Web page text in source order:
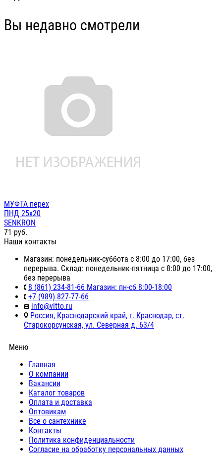
Вы недавно смотрели
МУФТА перех
ПНД 25х20
SENKRON
71 руб.
Наши контакты
Магазин: понедельник-суббота с 8:00 до 17:00, без
перерыва. Склад: понедельник-пятница с 8:00 до 17:00,
без перерыва
8 (861) 234-81-66 Магазин: пн-сб 8:00-18:00
+7 (989) 827-77-66
info@vitto.ru
Россия, Краснодарский край, г. Краснодар, ст.
Старокорсунская, ул. Северная д. 63/4
Меню
Главная
О компании
Вакансии
Каталог товаров
Оплата и доставка
Оптовикам
Все о сантехнике
Контакты
Политика конфиденциальности
Согласие на обработку персональных данных